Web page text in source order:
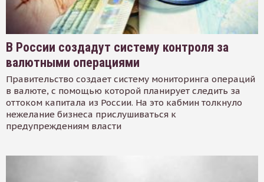
В России создадут систему контроля за
валютными операциями
Правительство создает систему мониторинга операций
в валюте, с помощью которой планирует следить за
оттоком капитала из России. На это кабмин толкнуло
нежелание бизнеса прислушиваться к
предупреждениям власти